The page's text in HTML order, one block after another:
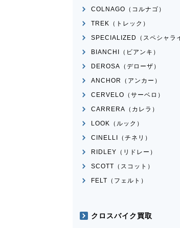
こども用自転車
MARINDONKY Jr.20
買取価格
COLNAGO（コルナゴ）
TREK（トレック）
SPECIALIZED（スペシャラ
BIANCHI（ビアンキ）
DEROSA（デローザ）
ANCHOR（アンカー）
CERVELO（サーベロ）
CARRERA（カレラ）
LOOK（ルック）
CINELLI（チネリ）
RIDLEY（リドレー）
SCOTT（スコット）
FELT（フェルト）
クロスバイク買取